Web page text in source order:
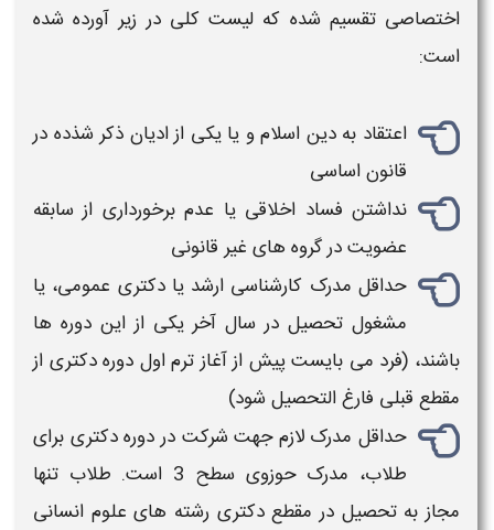
اختصاصی تقسیم شده که لیست کلی در زیر آورده شده
است:
اعتقاد به دین اسلام و یا یکی از ادیان ذکر شذده در
قانون اساسی
نداشتن فساد اخلاقی یا عدم برخورداری از سابقه
عضویت در گروه های غیر قانونی
حداقل مدرک کارشناسی ارشد یادکتری عمومی، یا
مشغول تحصیل در سال آخر یکی از این دوره ها
باشند، (فرد می بایست پیش از آغاز ترم اول دورهدکتری از
مقطع قبلی فارغ التحصیل شود)
حداقل مدرک لازم جهت شرکت در دورهدکتری برای
طلاب، مدرک حوزوی سطح 3 است. طلاب تنها
مجاز به تحصیل در مقطعدکتری رشته های علوم انسانی